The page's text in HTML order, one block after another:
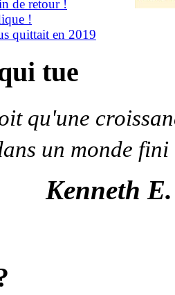
de retour !
!
quittait en 2019
tue
qu'une
un monde
Kenneth